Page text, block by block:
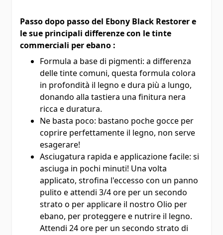
Passo dopo passo del Ebony Black Restorer e
le sue principali differenze con le tinte
commerciali per ebano :
Formula a base di pigmenti: a differenza
delle tinte comuni, questa formula colora
in profondità il legno e dura più a lungo,
donando alla tastiera una finitura nera
ricca e duratura.
Ne basta poco: bastano poche gocce per
coprire perfettamente il legno, non serve
esagerare!
Asciugatura rapida e applicazione facile: si
asciuga in pochi minuti! Una volta
applicato, strofina l'eccesso con un panno
pulito e attendi 3/4 ore per un secondo
strato o per applicare il nostro Olio per
ebano, per proteggere e nutrire il legno.
Attendi 24 ore per un secondo strato di